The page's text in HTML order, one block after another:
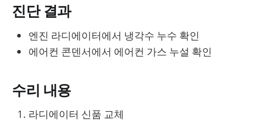
진단 결과
엔진 라디에이터에서 냉각수 누수 확인
에어컨 콘덴서에서 에어컨 가스 누설 확인
수리 내용
라디에이터 신품 교체